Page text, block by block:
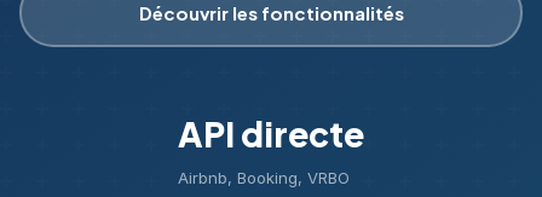
Découvrir les fonctionnalités
API directe
Airbnb, Booking, VRBO